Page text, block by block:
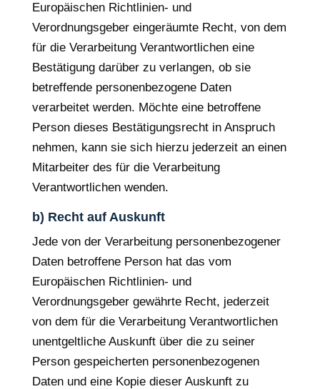
Europäischen Richtlinien- und
Verordnungsgeber eingeräumte Recht, von dem
für die Verarbeitung Verantwortlichen eine
Bestätigung darüber zu verlangen, ob sie
betreffende personenbezogene Daten
verarbeitet werden. Möchte eine betroffene
Person dieses Bestätigungsrecht in Anspruch
nehmen, kann sie sich hierzu jederzeit an einen
Mitarbeiter des für die Verarbeitung
Verantwortlichen wenden.
b) Recht auf Auskunft
Jede von der Verarbeitung personenbezogener
Daten betroffene Person hat das vom
Europäischen Richtlinien- und
Verordnungsgeber gewährte Recht, jederzeit
von dem für die Verarbeitung Verantwortlichen
unentgeltliche Auskunft über die zu seiner
Person gespeicherten personenbezogenen
Daten und eine Kopie dieser Auskunft zu